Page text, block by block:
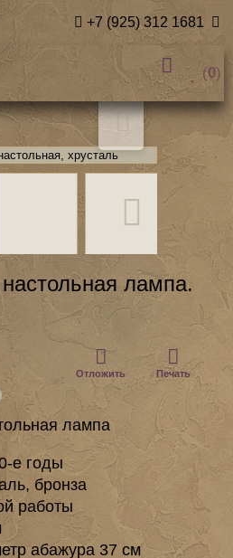
+7 (925) 312 1681
(0)
лампа.
Печать
Отложить
лампа
е годы
бронза
работы
абажура 37 см